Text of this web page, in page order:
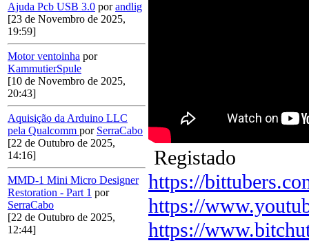
Ajuda Pcb USB 3.0 porandlig
[23 de Novembro de 2025,
19:59]
Motor ventoinha por
KammutierSpule
[10 de Novembro de 2025,
20:43]
Aquisição da Arduino LLC
pela Qualcomm por SerraCabo
[22 de Outubro de 2025,
14:16]
MMD-1 Mini Micro Designer
Restoration - Part 1 por
SerraCabo
[22 de Outubro de 2025,
12:44]
Registado
https://
https://
https://